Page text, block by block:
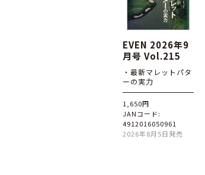
EVEN 2026年9
月号 Vol.215
・最新マレットパタ
ーの実力
1,650円
JANコード:
4912016050961
2026年8月5日発売